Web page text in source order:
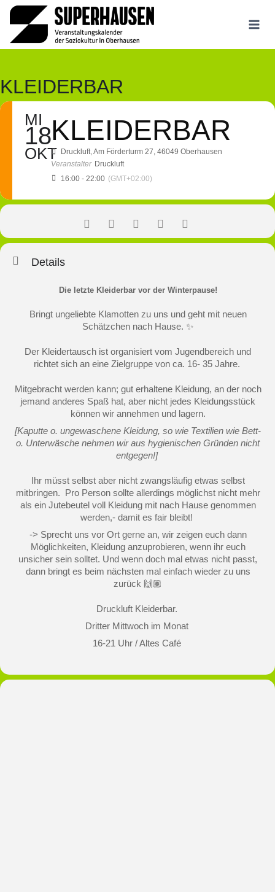
Zum
Inhalt
springen
KLEIDERBAR
MI
18
OKT
KLEIDERBAR
Druckluft, Am Förderturm 27, 46049 Oberhausen
Veranstalter Druckluft
16:00 - 22:00 (GMT+02:00)
Details
Die letzte Kleiderbar vor der Winterpause!
Bringt ungeliebte Klamotten zu uns und geht mit neuen
Schätzchen nach Hause. ✨
Der Kleidertausch ist organisiert vom Jugendbereich und
richtet sich an eine Zielgruppe von ca. 16- 35 Jahre.
Mitgebracht werden kann; gut erhaltene Kleidung, an der noch
jemand anderes Spaß hat, aber nicht jedes Kleidungsstück
können wir annehmen und lagern.
[Kaputte o. ungewaschene Kleidung, so wie Textilien wie Bett-
o. Unterwäsche nehmen wir aus hygienischen Gründen nicht
entgegen!]
Ihr müsst selbst aber nicht zwangsläufig etwas selbst
mitbringen. Pro Person sollte allerdings möglichst nicht mehr
als ein Jutebeutel voll Kleidung mit nach Hause genommen
werden,- damit es fair bleibt!
-> Sprecht uns vor Ort gerne an, wir zeigen euch dann
Möglichkeiten, Kleidung anzuprobieren, wenn ihr euch
unsicher sein solltet. Und wenn doch mal etwas nicht passt,
dann bringt es beim nächsten mal einfach wieder zu uns
zurück 🙌🏽
Druckluft Kleiderbar.
Dritter Mittwoch im Monat
16-21 Uhr / Altes Café